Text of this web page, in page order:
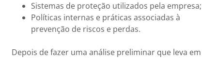
Sistemas de proteção utilizados pela empresa;
Políticas internas e práticas associadas à
prevenção de riscos e perdas.
Depois de fazer uma análise preliminar que leva em